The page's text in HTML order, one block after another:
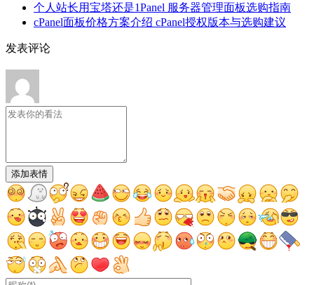
个人站长用宝塔还是1Panel 服务器管理面板选购指南
cPanel面板价格方案介绍 cPanel授权版本与选购建议
发表评论
添加表情